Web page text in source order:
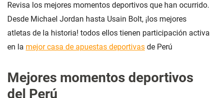
Revisa los mejores momentos deportivos que han ocurrido.
Desde Michael Jordan hasta Usain Bolt, ¡los mejores
atletas de la historia! todos ellos tienen participación activa
en la mejor casa de apuestas deportivas de Perú
Mejores momentos deportivos
del Perú